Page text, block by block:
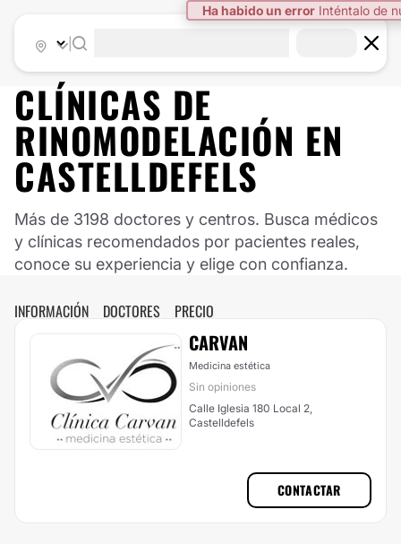
Ha habido un error Inténtalo de
CLÍNICAS DE
RINOMODELACIÓN EN
CASTELLDEFELS
Más de 3198 doctores y centros. Busca médicos
y clínicas recomendados por pacientes reales,
conoce su experiencia y elige con confianza.
INFORMACIÓN DOCTORES PRECIO
CARVAN
Medicina estética
Sin opiniones
Calle Iglesia 180 Local 2,
Castelldefels
CONTACTAR